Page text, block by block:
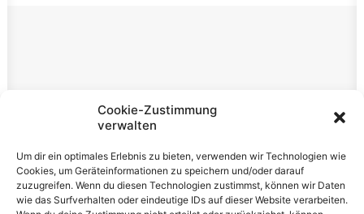
Cookie-Zustimmung
verwalten
Um dir ein optimales Erlebnis zu bieten, verwenden wir Technologien wie
Cookies, um Geräteinformationen zu speichern und/oder darauf
zuzugreifen. Wenn du diesen Technologien zustimmst, können wir Daten
wie das Surfverhalten oder eindeutige IDs auf dieser Website verarbeiten.
Rechtliches
Datenschutzerklärung
Cookie-Richtlinie (EU)